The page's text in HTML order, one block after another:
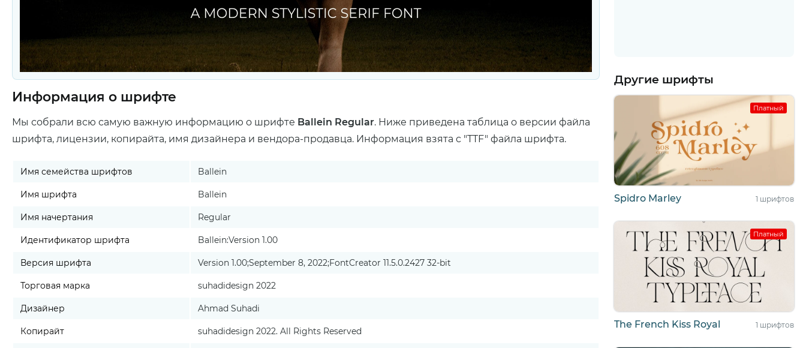
Информация о шрифте
Мы собрали всю самую важную информацию о шрифте Ballein Regular. Ниже приведена таблица о версии файла
шрифта, лицензии, копирайта, имя дизайнера и вендора-продавца. Информация взята с "TTF" файла шрифта.
Имя семейства шрифтов Ballein
Имя шрифта Ballein
Имя начертания Regular
Идентификатор шрифта Ballein:Version 1.00
Версия шрифта Version 1.00;September 8, 2022;FontCreator 11.5.0.2427 32-bit
Торговая марка suhadidesign 2022
Дизайнер Ahmad Suhadi
Копирайт suhadidesign 2022. All Rights Reserved
Другие шрифты
Платный
Spidro Marley 1 шрифтов
Платный
The French Kiss Royal 1 шрифтов